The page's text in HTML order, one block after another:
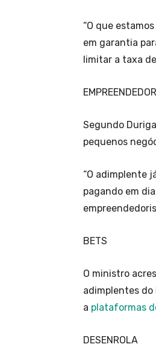
“O que
em garantia
limitar a taxa
Segundo
pequenos
“O adimplente
pagando em
BETS
O ministro
adimplentes do
a plataformas
DESENROLA